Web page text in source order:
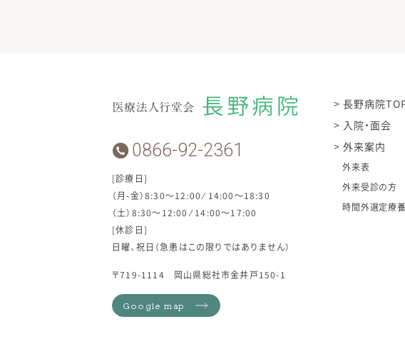
0866-92-2361
[診療日]
（月-金）8:30～12:00 ⁄ 14:00～18:30
（土）8:30～12:00 ⁄ 14:00～17:00
[休診日]
日曜、祝日（急患はこの限りではありません）
〒719-1114 岡山県総社市金井戸150-1
Google map
長野病院
入院・面会
外来案内
外来表
外来受診の方
時間外選定療